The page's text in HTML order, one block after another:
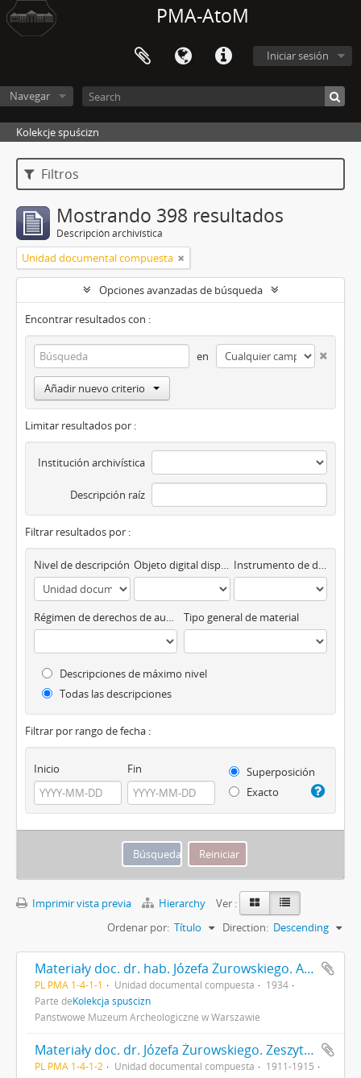
PMA-AtoM
Iniciar sesión
Navegar
Kolekcje spuścizn
Filtros
Mostrando 398 resultados
Descripción archivística
Unidad documental compuesta
Opciones avanzadas de búsqueda
Encontrar resultados con :
en
Añadir nuevo criterio
Limitar resultados por :
Institución archivística
Descripción raíz
Filtrar resultados por :
Nivel de descripción Objeto digital disponibles Instrumento de descripción
Régimen de derechos de autor Tipo general de material
Descripciones de máximo nivel
Todas las descripciones
Filtrar por rango de fecha :
Inicio Fin
Superposición
Exacto
Imprimir vista previa Hierarchy
Ver :
Ordenar por: Título Direction: Descending
Materiały doc. dr. hab. Józefa Żurowskiego. Akta osobowe i inne dotyczące jego pracy na UJ
PL PMA 1-4-1-1 Unidad documental compuesta
1934
Parte deKolekcja spuścizn
Państwowe Muzeum Archeologiczne w Warszawie
Materiały doc. dr. Józefa Żurowskiego. Zeszyty i referaty z okresu studiów na UJ
PL PMA 1-4-1-2 Unidad documental compuesta
1911-1915